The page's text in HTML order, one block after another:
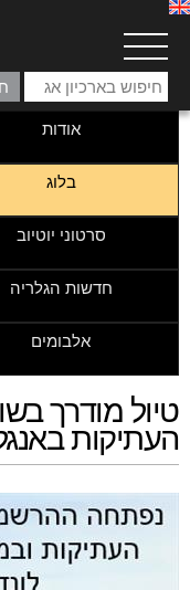
אודות
בלוג
סרטוני יוטיוב
חדשות הגלריה
אלבומים
טיול מודרך
העתיקות